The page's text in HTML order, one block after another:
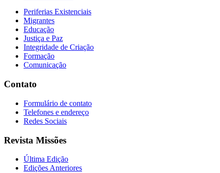
Periferias Existenciais
Migrantes
Educação
Justiça e Paz
Integridade de Criação
Formação
Comunicação
Contato
Formulário de contato
Telefones e endereço
Redes Sociais
Revista Missões
Última Edição
Edições Anteriores